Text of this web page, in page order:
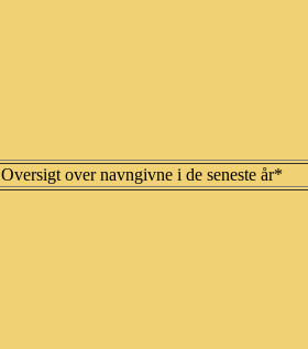
Oversigt over navngivne i de seneste år*